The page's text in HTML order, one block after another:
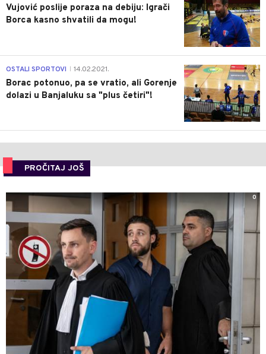
Vujović poslije poraza na debiju: Igrači
Borca kasno shvatili da mogu!
3
OSTALI SPORTOVI 14.02.2021.
Borac potonuo, pa se vratio, ali Gorenje
dolazi u Banjaluku sa "plus četiri"!
PROČITAJ JOŠ
0